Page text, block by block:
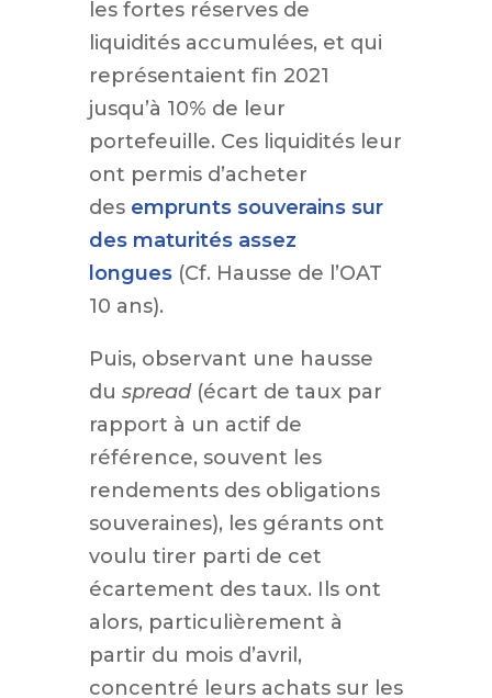
les fortes réserves de
liquidités accumulées, et qui
représentaient fin 2021
jusqu’à 10% de leur
portefeuille. Ces liquidités leur
ont permis d’acheter
des emprunts souverains sur
des maturités assez
longues (Cf. Hausse de l’OAT
10 ans).
Puis, observant une hausse
du spread (écart de taux par
rapport à un actif de
référence, souvent les
rendements des obligations
souveraines), les gérants ont
voulu tirer parti de cet
écartement des taux. Ils ont
alors, particulièrement à
partir du mois d’avril,
concentré leurs achats sur les